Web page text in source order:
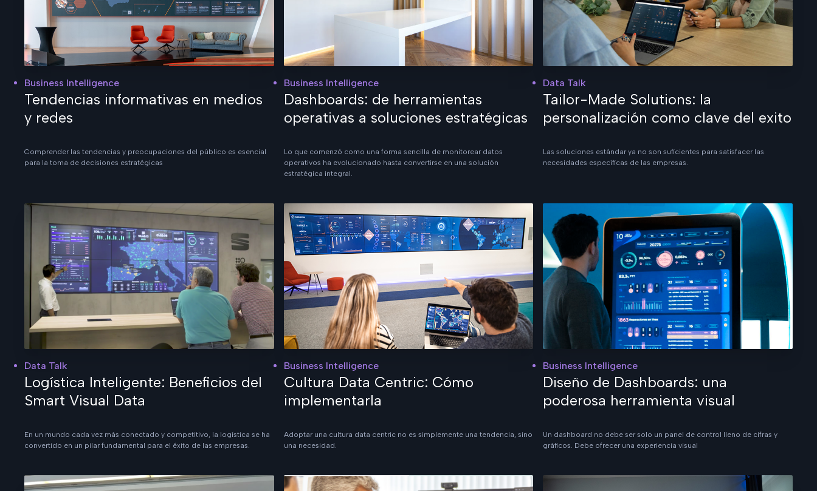
Business Intelligence
Tendencias informativas en medios
y redes
Comprender las tendencias y preocupaciones del público es esencial
para la toma de decisiones estratégicas
Business Intelligence
Dashboards: de herramientas
operativas a soluciones estratégicas
Lo que comenzó como una forma sencilla de monitorear datos
operativos ha evolucionado hasta convertirse en una solución
estratégica integral.
Data Talk
Tailor-Made Solutions: la
personalización como clave del exito
Las soluciones estándar ya no son suficientes para satisfacer las
necesidades específicas de las empresas.
Data Talk
Logística Inteligente: Beneficios del
Smart Visual Data
En un mundo cada vez más conectado y competitivo, la logística se ha
convertido en un pilar fundamental para el éxito de las empresas.
Business Intelligence
Cultura Data Centric: Cómo
implementarla
Adoptar una cultura data centric no es simplemente una tendencia, sino
una necesidad.
Business Intelligence
Diseño de Dashboards: una
poderosa herramienta visual
Un dashboard no debe ser solo un panel de control lleno de cifras y
gráficos. Debe ofrecer una experiencia visual